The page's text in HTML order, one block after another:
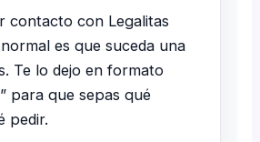
contacto con Legalitas
es que suceda una
Te lo dejo en formato
para que sepas qué
pedir.